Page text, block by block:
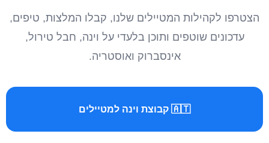
הצטרפו לקהילות המטיילים שלנו, קבלו המלצות, טיפים,
עדכונים שוטפים ותוכן בלעדי על וינה, חבל טירול,
אינסברוק ואוסטריה.
🇦🇹 קבוצת וינה למטיילים